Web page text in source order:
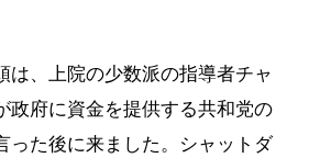
は、上院の少数派の指導者チャ
政府に資金を提供する共和党の
った後に来ました。シャットダ